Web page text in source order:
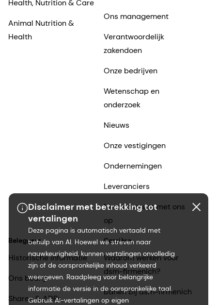
Disclaimer met betrekking tot
vertalingen
Deze pagina is automatisch vertaald met
behulp van AI. Hoewel we streven naar
nauwkeurigheid, kunnen vertalingen onvolledig
zijn of de oorspronkelijke inhoud verkeerd
weergeven. Raadpleeg voor belangrijke
informatie de versie in de oorspronkelijke taal.
Gebruik AI-vertalingen op eigen
Health, Nutrition & Care
Animal Nutrition &
Health
Ons management
Verantwoordelijk
zakendoen
Onze bedrijven
Wetenschap en
onderzoek
Nieuws
Onze vestigingen
Ondernemingen
Leveranciers
Neem contact met ons
op
Beleggers
Historische informatie
Ons bedrijf
Shares & ADRs
Carrière
Waarom werken voor
dsm-firmenich?
Banen bij dsm-firmenich